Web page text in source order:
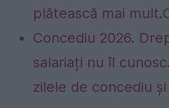
plătească mai
Concediu 2026.
salariați nu îl
zilele de concediu